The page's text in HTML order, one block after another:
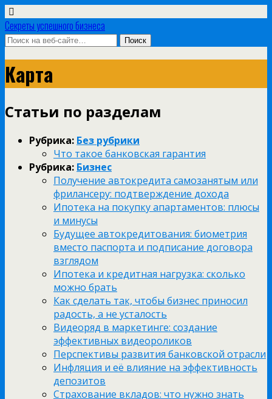
Секреты успешного бизнеса
Карта
Статьи по разделам
Рубрика: Без рубрики
Что такое банковская гарантия
Рубрика: Бизнес
Получение автокредита самозанятым или
фрилансеру: подтверждение дохода
Ипотека на покупку апартаментов: плюсы
и минусы
Будущее автокредитования: биометрия
вместо паспорта и подписание договора
взглядом
Ипотека и кредитная нагрузка: сколько
можно брать
Как сделать так, чтобы бизнес приносил
радость, а не усталость
Видеоряд в маркетинге: создание
эффективных видеороликов
Перспективы развития банковской отрасли
Инфляция и её влияние на эффективность
депозитов
Страхование вкладов: что нужно знать